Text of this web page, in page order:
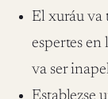
El xuráu va
espertes
va ser